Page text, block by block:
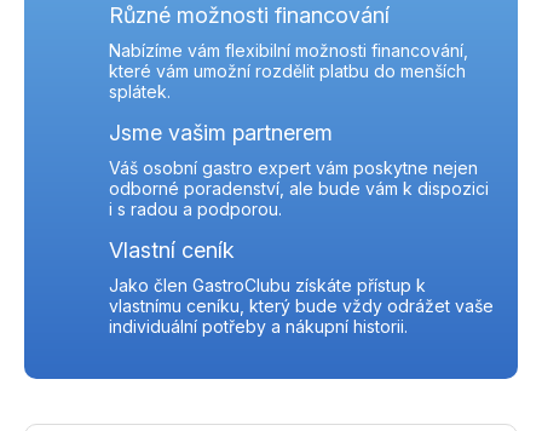
Různé možnosti financování
Nabízíme vám flexibilní možnosti financování,
které vám umožní rozdělit platbu do menších
splátek.
Jsme vašim partnerem
Váš osobní gastro expert vám poskytne nejen
odborné poradenství, ale bude vám k dispozici
i s radou a podporou.
Vlastní ceník
Jako člen GastroClubu získáte přístup k
vlastnímu ceníku, který bude vždy odrážet vaše
individuální potřeby a nákupní historii.